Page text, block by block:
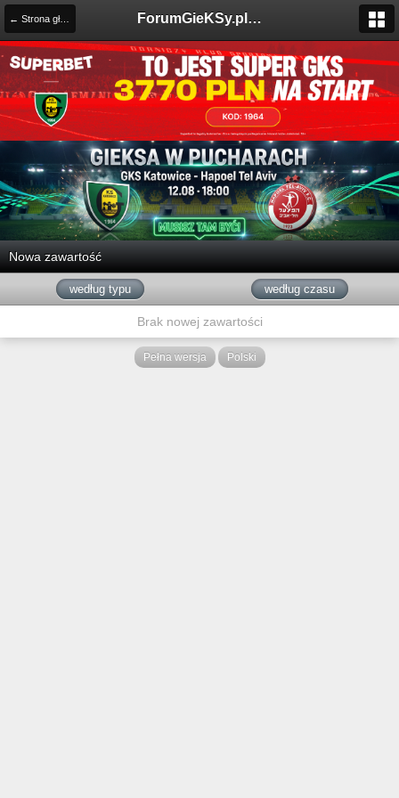
← Strona główna ForumGieKSy.pl - Oficjalne forum kibiców GKS Katowice
Nowa zawartość
według typu według czasu
Brak nowej zawartości
Pełna wersja Polski